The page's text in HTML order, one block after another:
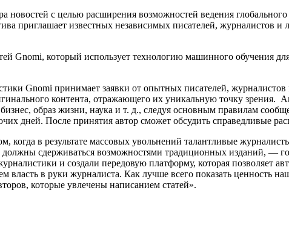
новостей с целью расширения возможностей ведения
приглашает известных независимых писателей, журналистов
Gnomi, который использует технологию машинного обучения
Gnomi принимает заявки от опытных писателей,
контента, отражающего их уникальную точку зрения.
образ жизни, наука и т. д., следуя основным правилам
дней. После принятия автор сможет обсудить справедливые
когда в результате массовых увольнений талантливые
сдерживаться возможностями традиционных изданий, —
и создали передовую платформу, которая позволяет
власть в руки журналиста. Как лучше всего показать ценность
которые увлечены написанием статей».